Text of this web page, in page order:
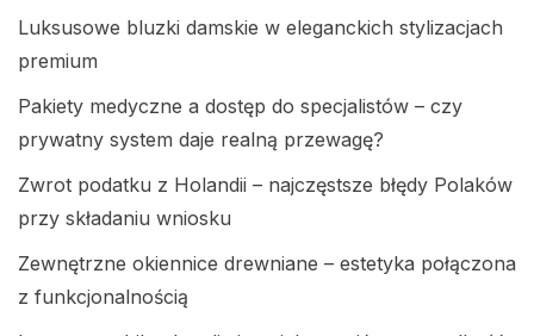
Luksusowe bluzki damskie w eleganckich stylizacjach
premium
Pakiety medyczne a dostęp do specjalistów – czy
prywatny system daje realną przewagę?
Zwrot podatku z Holandii – najczęstsze błędy Polaków
przy składaniu wniosku
Zewnętrzne okiennice drewniane – estetyka połączona
z funkcjonalnością